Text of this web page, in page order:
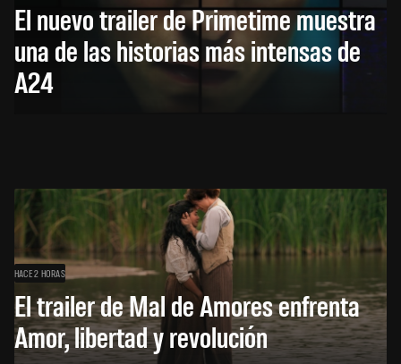
El nuevo trailer de Primetime muestra
una de las historias más intensas de
A24
HACE 2 HORAS
El trailer de Mal de Amores enfrenta
Amor, libertad y revolución